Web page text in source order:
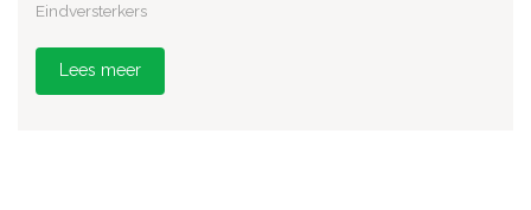
Eindversterkers
Lees meer